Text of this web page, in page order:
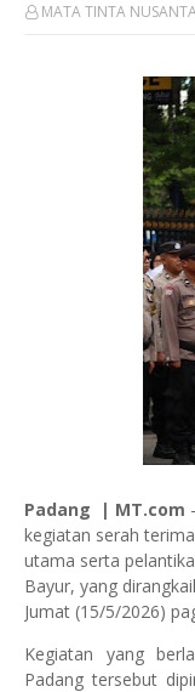
MATA TINTA
Padang | MT.com
kegiatan serah
utama serta
Bayur, yang
Jumat (15/5/2026)
Kegiatan yang
Padang tersebut